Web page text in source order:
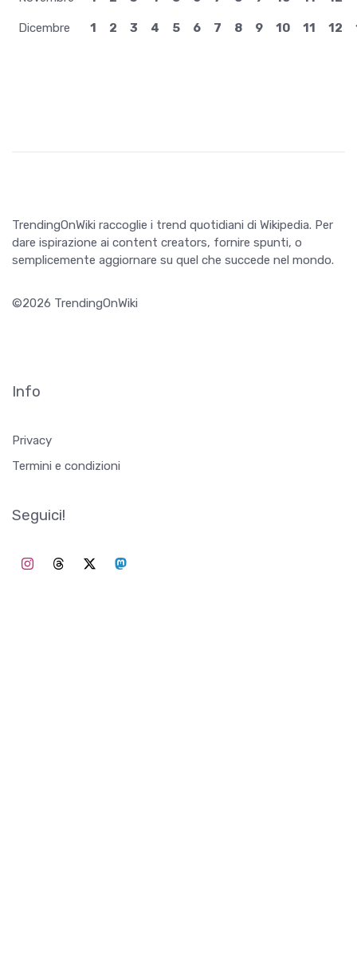
Dicembre 1 2 3 4 5 6 7 8 9 10 11 12
TrendingOnWiki raccoglie i trend quotidiani di Wikipedia. Per
dare ispirazione ai content creators, fornire spunti, o
semplicemente aggiornare su quel che succede nel mondo.
©2026 TrendingOnWiki
Info
Privacy
Termini e condizioni
Seguici!